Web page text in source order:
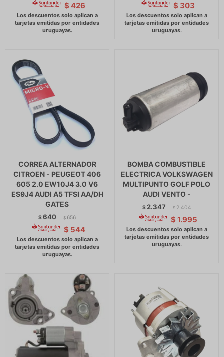
$ 426 $ 303
CORREA ALTERNADOR
CITROEN - PEUGEOT 406
605 2.0 EW10J4 3.0 V6
ES9J4 AUDI A5 TFSI AA/DH
GATES
$640 $ 656
$ 544
BOMBA COMBUSTIBLE
ELECTRICA VOLKSWAGEN
MULTIPUNTO GOLF POLO
AUDI VENTO -
$ 2.347 $ 2.404
$ 1.995